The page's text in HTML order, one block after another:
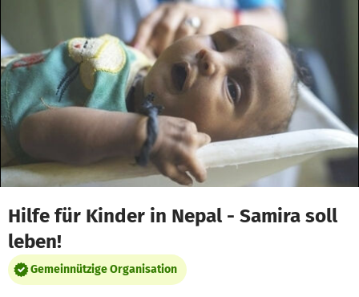
Zum Hauptinhalt springen
Erklärung zur Barrierefreiheit anzeigen
Hilfe für Kinder in Nepal - Samira soll
leben!
Gemeinnützige Organisation